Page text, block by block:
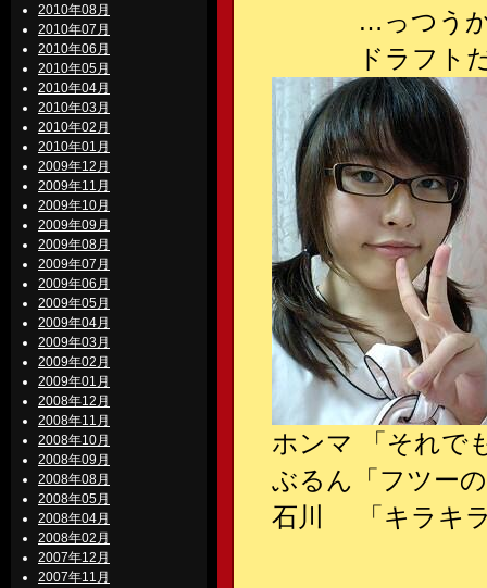
2010年08月
2010年07月
2010年06月
2010年05月
2010年04月
2010年03月
2010年02月
2010年01月
2009年12月
2009年11月
2009年10月
2009年09月
2009年08月
2009年07月
2009年06月
2009年05月
2009年04月
2009年03月
2009年02月
2009年01月
2008年12月
2008年11月
2008年10月
2008年09月
2008年08月
2008年05月
2008年04月
2008年02月
2007年12月
2007年11月
…っつうか、
ドラフトだっ
ホンマ 「それで
ぶるん「フツー
石川 「キラキラ